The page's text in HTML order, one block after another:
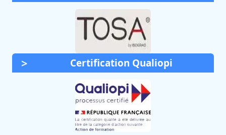
Certification Qualiopi